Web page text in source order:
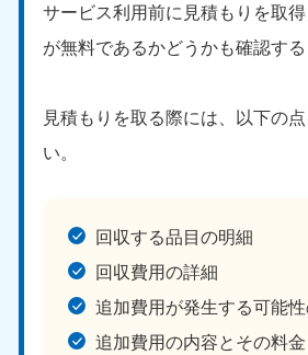
サービス利用前に見積もりを取
が無料であるかどうかも確認する
見積もりを取る際には、以下の
い。
回収する品目の明細
回収費用の詳細
追加費用が発生する可能
追加費用の内容とその料金